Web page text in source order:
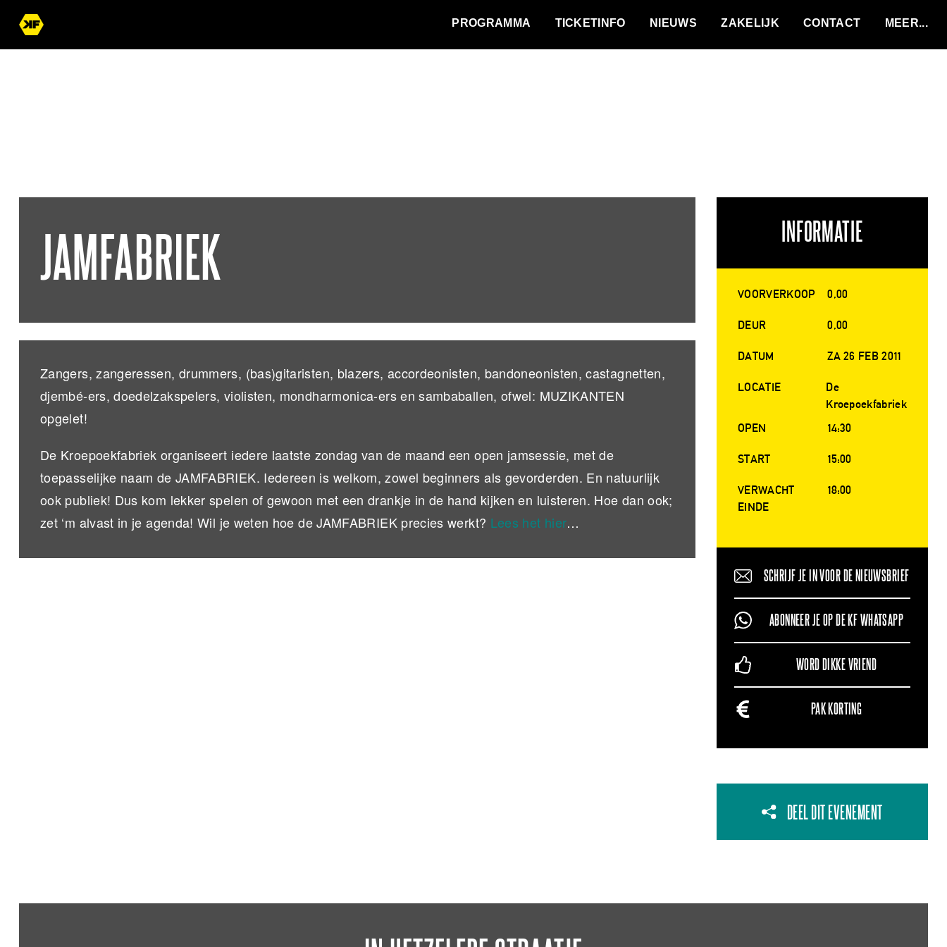
PROGRAMMA TICKETINFO NIEUWS ZAKELIJK CONTACT
JAMFABRIEK
Zangers, zangeressen, drummers, (bas)gitaristen, blazers, accordeonisten, bandoneonisten, castagnetten,
djembé-ers, doedelzakspelers, violisten, mondharmonica-ers en sambaballen, ofwel: MUZIKANTEN
opgelet!
De Kroepoekfabriek organiseert iedere laatste zondag van de maand een open jamsessie, met de
toepasselijke naam de JAMFABRIEK. Iedereen is welkom, zowel beginners als gevorderden. En natuurlijk
ook publiek! Dus kom lekker spelen of gewoon met een drankje in de hand kijken en luisteren. Hoe dan ook;
zet ‘m alvast in je agenda! Wil je weten hoe de JAMFABRIEK precies werkt? Lees het hier…
INFORMATIE
VOORVERKOOP 0,00
DEUR 0,00
DATUM ZA 26 FEB 2011
LOCATIE
De
Kroepoekfabriek
OPEN
14:30
START 15:00
VERWACHT
EINDE
18:00
SCHRIJF JE IN VOOR DE NIEUWSBRIEF
ABONNEER JE OP DE KF WHATSAPP
WORD DIKKE VRIEND
PAK KORTING
DEEL DIT EVENEMENT